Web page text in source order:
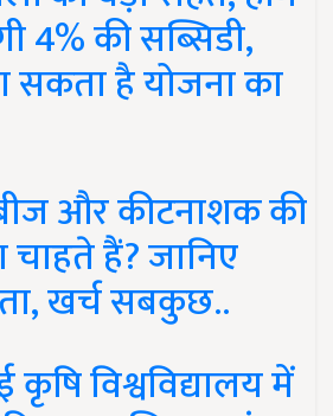
4% की सब्सिडी,
सकता है योजना का
और कीटनाशक की
हैं? जानिए
खर्च सबकुछ..
कृषि विश्वविद्यालय में